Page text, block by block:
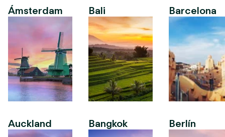
Ámsterdam
Auckland
Bali
Bangkok
Barcelona
Berlín